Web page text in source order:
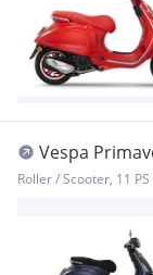
Vespa
Roller / Scooter, 11